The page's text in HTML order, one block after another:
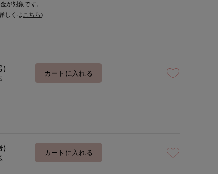
が対象です。
しくはこちら )
)
カートに入れる
)
カートに入れる